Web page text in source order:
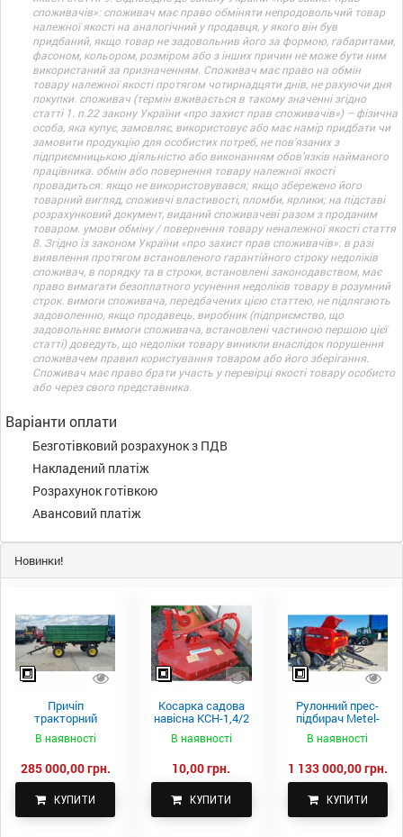
споживачів»: споживач має право обміняти непродовольчий товар
належної якості на аналогічний у продавця, у якого він був
придбаний, якщо товар не задовольнив його за формою, габаритами,
фасоном, кольором, розміром або з інших причин не може бути ним
використаний за призначенням. Споживач має право на обмін
товару належної якості протягом чотирнадцяти днів, не рахуючи дня
покупки. споживач (термін вживається в такому значенні згідно
статті 1. п.22 закону України «про захист прав споживачів») – фізична
особа, яка купує, замовляє, використовує або має намір придбати чи
замовити продукцію для особистих потреб, не пов’язаних з
підприємницькою діяльністю або виконанням обов’язків найманого
працівника. обмін або повернення товару належної якості
провадиться: якщо не використовувався; якщо збережено його
товарний вигляд, споживчі властивості, пломби, ярлики; на підставі
розрахунковий документ, виданий споживачеві разом з проданим
товаром. умови обміну / повернення товару неналежної якості стаття
8. Згідно із законом України «про захист прав споживачів»: в разі
виявлення протягом встановленого гарантійного строку недоліків
споживач, в порядку та в строки, встановлені законодавством, має
право вимагати безоплатного усунення недоліків товару в розумний
строк. вимоги споживача, передбачених цією статтею, не підлягають
задоволенню, якщо продавець, виробник (підприємство, що
задовольняє вимоги споживача, встановлені частиною першою цієї
статті) доведуть, що недоліки товару виникли внаслідок порушення
споживачем правил користування товаром або його зберігання.
Споживач має право брати участь у перевірці якості товару особисто
або через свого представника.
Варіанти оплати
Безготівковий розрахунок з ПДВ
Накладений платіж
Розрахунок готівкою
Авансовий платіж
Новинки!
Причіп
тракторний
самоскидний
Spike 2 ПТС-4
В наявності
285 000,00 грн.
КУПИТИ
Косарка садова
навісна КСН-1,4/2
В наявності
10,00 грн.
КУПИТИ
Рулонний прес-
підбирач Metel-
Fach Z 587
В наявності
1 133 000,00 грн.
КУПИТИ